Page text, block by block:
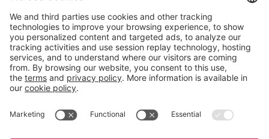
Memphis
Eduardo Ribeiro
CEO